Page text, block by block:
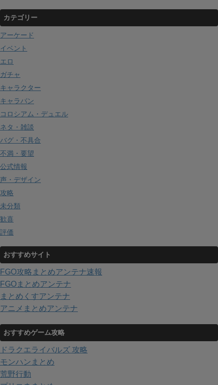
カテゴリー
アーケード
イベント
エロ
ガチャ
キャラクター
キャラバン
コロシアム・デュエル
ネタ・雑談
バグ・不具合
不満・要望
公式情報
声・デザイン
攻略
未分類
歓喜
評価
おすすめサイト
FGO攻略まとめアンテナ速報
FGOまとめアンテナ
まとめくすアンテナ
アニメまとめアンテナ
おすすめゲーム攻略
ドラクエライバルズ 攻略
モンハンまとめ
荒野行動